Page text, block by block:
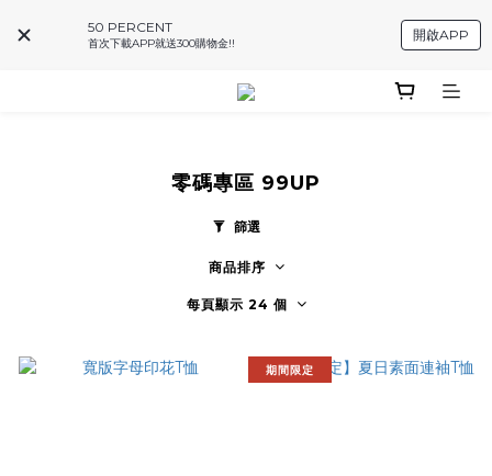
50 PERCENT
首次下載APP就送300購物金!!
開啟APP
零碼專區 99UP
篩選
商品排序
每頁顯示 24 個
期間限定